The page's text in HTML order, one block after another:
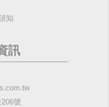
知
訊
號